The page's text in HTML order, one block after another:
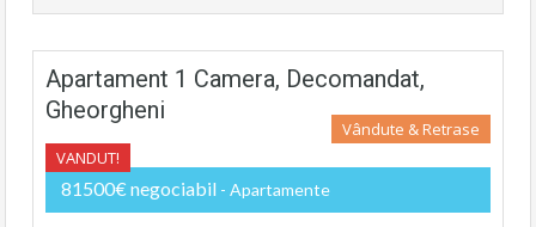
Apartament 1 Camera, Decomandat,
Gheorgheni
VANDUT!
Vândute & Retrase
81500€ negociabil - Apartamente